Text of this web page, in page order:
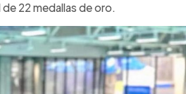
22 medallas de oro.